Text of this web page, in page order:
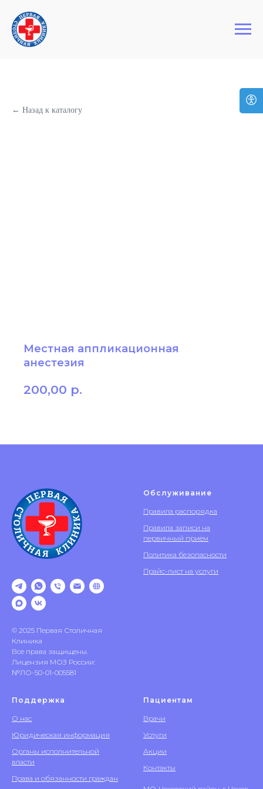
Первая Столичная Клиника
← Назад к каталогу
Местная аппликационная
анестезия
200,00 р.
© 2025 Первая Столичная
Клиника
Все права защищены.
Лицензия МОЗ России:
№ЛО-50-01-005581
Обслуживание
Правила распорядка
Правила записи на
первичный прием
Политика безопасности
Прайс-лист на услуги
Поддержка
О нас
Юридическая информация
Органы исполнительной
власти
Права и обязанности граждан
Пациентам
Врачи
Услуги
Акции
Контакты